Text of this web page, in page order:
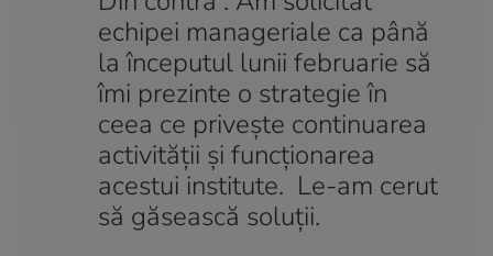
echipei manageriale ca până
la începutul lunii februarie să
îmi prezinte o strategie în
ceea ce priveşte continuarea
activităţii şi funcţionarea
acestui institute. Le-am cerut
să găsească soluţii.